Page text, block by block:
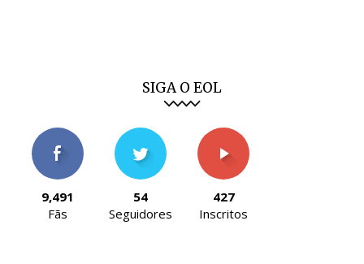
SIGA O EOL
9,491
Fãs
54
Seguidores
427
Inscritos